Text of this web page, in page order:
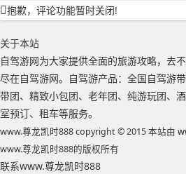
抱歉，评论功能暂时关闭!
关于本站
自驾游网为大家提供全面的旅游攻略，去
尽在自驾游网。自驾游产品：全国自驾游
带团、精致小包团、老年团、纯游玩团、
室预订、租车等服务。
www.尊龙凯时888 copyright © 2015 本站由
www.尊龙凯时888的版权所有
联系www.尊龙凯时888